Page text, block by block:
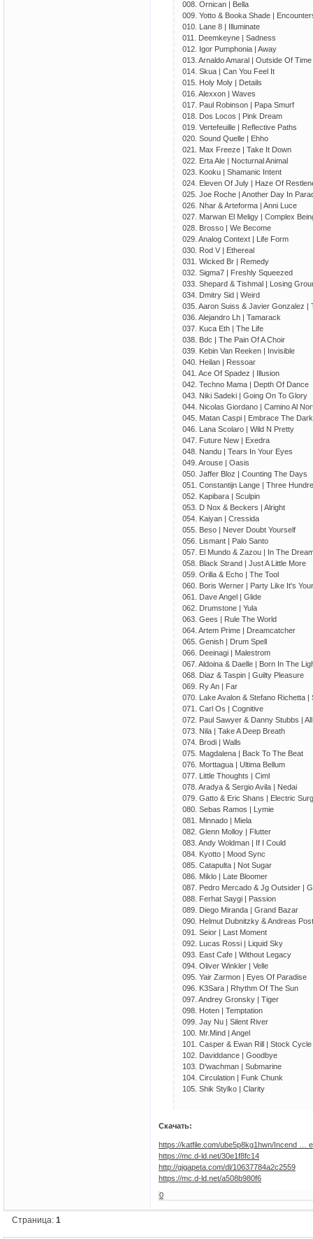
008. Ornican | Bella
009. Yotto & Booka Shade |
010. Lane 8 | Illuminate
011. Deemkeyne | Sadness
012. Igor Pumphonia | Away
013. Arnaldo Amaral | Outside Of Time
014. Skua | Can You Feel It
015. Holy Moly | Details
016. Alexxon | Waves
017. Paul Robinson | Papa Smurf
018. Dos Locos | Pink Dream
019. Vertefeuille | Reflective Paths
020. Sound Quelle | Ehho
021. Max Freeze | Take It Down
022. Erta Ale | Nocturnal Animal
023. Kooku | Shamanic Intent
024. Eleven Of July | Haze Of
025. Joe Roche | Another Day In
026. Nhar & Arteforma | Anni Luce
027. Marwan El Meligy | Complex
028. Brosso | We Become
029. Analog Context | Life Form
030. Rod V | Ethereal
031. Wicked Br | Remedy
032. Sigma7 | Freshly Squeezed
033. Shepard & Tishmal | Losing
034. Dmitry Sid | Weird
035. Aaron Suiss & Javier Gonzalez |
036. Alejandro Lh | Tamarack
037. Kuca Eth | The Life
038. Bdc | The Pain Of A Choir
039. Kebin Van Reeken | Invisible
040. Heilan | Ressoar
041. Ace Of Spadez | Illusion
042. Techno Mama | Depth Of Dance
043. Niki Sadeki | Going On To Glory
044. Nicolas Giordano | Camino Al
045. Matan Caspi | Embrace The
046. Lana Scolaro | Wild N Pretty
047. Future New | Exedra
048. Nandu | Tears In Your Eyes
049. Arouse | Oasis
050. Jaffer Bloz | Counting The Days
051. Constantijn Lange | Three
052. Kapibara | Sculpin
053. D Nox & Beckers | Alright
054. Kaiyan | Cressida
055. Beso | Never Doubt Yourself
056. Lismant | Palo Santo
057. El Mundo & Zazou | In The
058. Black Strand | Just A Little More
059. Orilla & Echo | The Tool
060. Boris Werner | Party Like It's
061. Dave Angel | Glide
062. Drumstone | Yula
063. Gees | Rule The World
064. Artem Prime | Dreamcatcher
065. Genish | Drum Spell
066. Deeinagi | Malestrom
067. Aldoina & Daelle | Born In The
068. Diaz & Taspin | Guilty Pleasure
069. Ry An | Far
070. Lake Avalon & Stefano Richetta |
071. Carl Os | Cognitive
072. Paul Sawyer & Danny Stubbs |
073. Nila | Take A Deep Breath
074. Brodi | Walls
075. Magdalena | Back To The Beat
076. Morttagua | Ultima Bellum
077. Little Thoughts | Ciml
078. Aradya & Sergio Avila | Nedai
079. Gatto & Eric Shans | Electric
080. Sebas Ramos | Lymie
081. Minnado | Miela
082. Glenn Molloy | Flutter
083. Andy Woldman | If I Could
084. Kyotto | Mood Sync
085. Catapulta | Not Sugar
086. Miklo | Late Bloomer
087. Pedro Mercado & Jg Outsider |
088. Ferhat Saygi | Passion
089. Diego Miranda | Grand Bazar
090. Helmut Dubnitzky & Andreas
091. Seior | Last Moment
092. Lucas Rossi | Liquid Sky
093. East Cafe | Without Legacy
094. Oliver Winkler | Velle
095. Yair Zarmon | Eyes Of Paradise
096. K3Sara | Rhythm Of The Sun
097. Andrey Gronsky | Tiger
098. Hoten | Temptation
099. Jay Nu | Silent River
100. Mr.Mind | Angel
101. Casper & Ewan Rill | Stock Cycle
102. Daviddance | Goodbye
103. D'wachman | Submarine
104. Circulation | Funk Chunk
105. Shik Stylko | Clarity
Скачать:
https://katfile.com/ube5p8kg1hwn/Incend …
https://mc.d-ld.net/30e1f8fc14
http://gigapeta.com/dl/10637784a2c2559
https://mc.d-ld.net/a508b980f6
0
Страница:1